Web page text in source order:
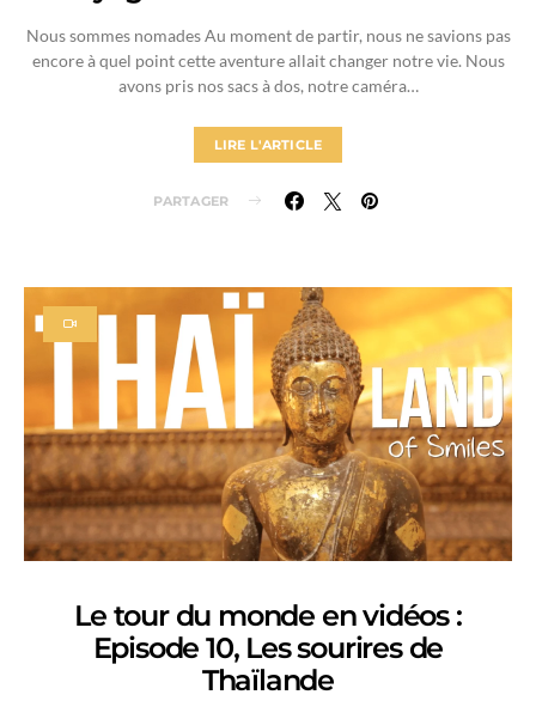
Nous sommes nomades Au moment de partir, nous ne savions pas
encore à quel point cette aventure allait changer notre vie. Nous
avons pris nos sacs à dos, notre caméra…
LIRE L'ARTICLE
PARTAGER
Le tour du monde en vidéos :
Episode 10, Les sourires de
Thaïlande